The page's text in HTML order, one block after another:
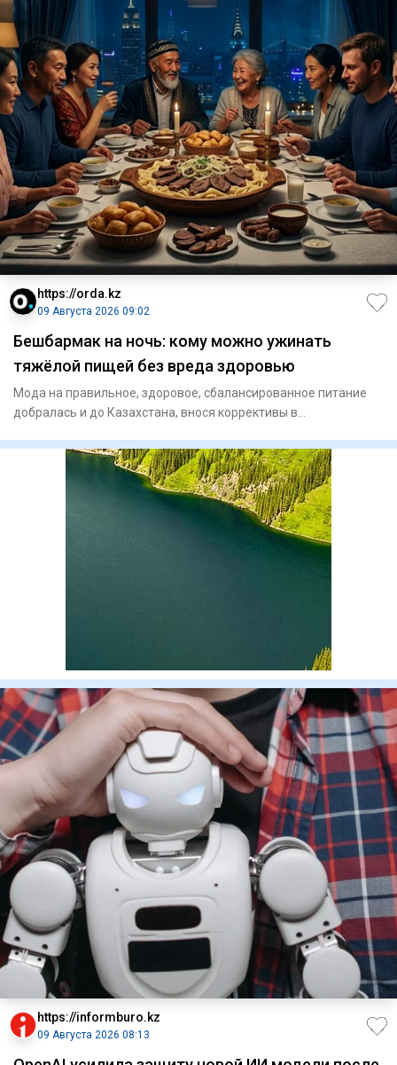
https://orda.kz
09 Августа 2026 09:02
Бешбармак на ночь: кому можно ужинать
тяжёлой пищей без вреда здоровью
Мода на правильное, здоровое, сбалансированное питание
добралась и до Казахстана, внося коррективы в
https://informburo.kz
09 Августа 2026 08:13